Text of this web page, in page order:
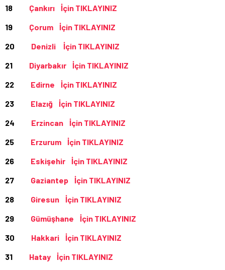
18 Çankırı İçin TIKLAYINIZ
19 Çorum İçin TIKLAYINIZ
20 Denizli İçin TIKLAYINIZ
21 Diyarbakır İçin TIKLAYINIZ
22 Edirne İçin TIKLAYINIZ
23 Elazığ İçin TIKLAYINIZ
24 Erzincan İçin TIKLAYINIZ
25 Erzurum İçin TIKLAYINIZ
26 Eskişehir İçin TIKLAYINIZ
27 Gaziantep İçin TIKLAYINIZ
28 Giresun İçin TIKLAYINIZ
29 Gümüşhane İçin TIKLAYINIZ
30 Hakkari İçin TIKLAYINIZ
31 Hatay İçin TIKLAYINIZ